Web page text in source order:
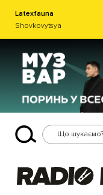
Latexfauna
Shovkovytsya